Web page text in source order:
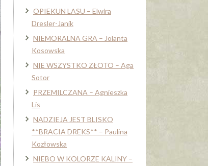
OPIEKUN LASU – Elwira
Dresler-Janik
NIEMORALNA GRA – Jolanta
Kosowska
NIE WSZYSTKO ZŁOTO – Aga
Sotor
PRZEMILCZANA – Agnieszka
Lis
NADZIEJA JEST BLISKO
**BRACIA DREKS** – Paulina
Kozłowska
NIEBO W KOLORZE KALINY –